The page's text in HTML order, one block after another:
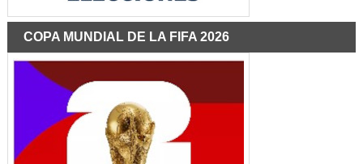
COPA MUNDIAL DE LA FIFA 2026